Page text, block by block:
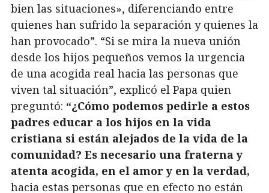
bien las situaciones», diferenciando entre
quienes han sufrido la separación y quienes la
han provocado”. “Si se mira la nueva unión
desde los hijos pequeños vemos la urgencia
de una acogida real hacia las personas que
viven tal situación”, explicó el Papa quien
preguntó: “¿Cómo podemos pedirle a estos
padres educar a los hijos en la vida
cristiana si están alejados de la vida de la
comunidad? Es necesario una fraterna y
atenta acogida, en el amor y en la verdad,
hacia estas personas que en efecto no están